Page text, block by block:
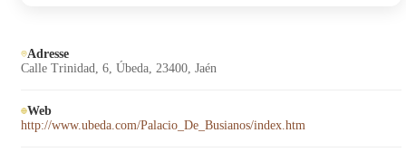
Adresse
Calle Trinidad, 6, Úbeda, 23400, Jaén
Web
http://www.ubeda.com/Palacio_De_Busianos/index.htm